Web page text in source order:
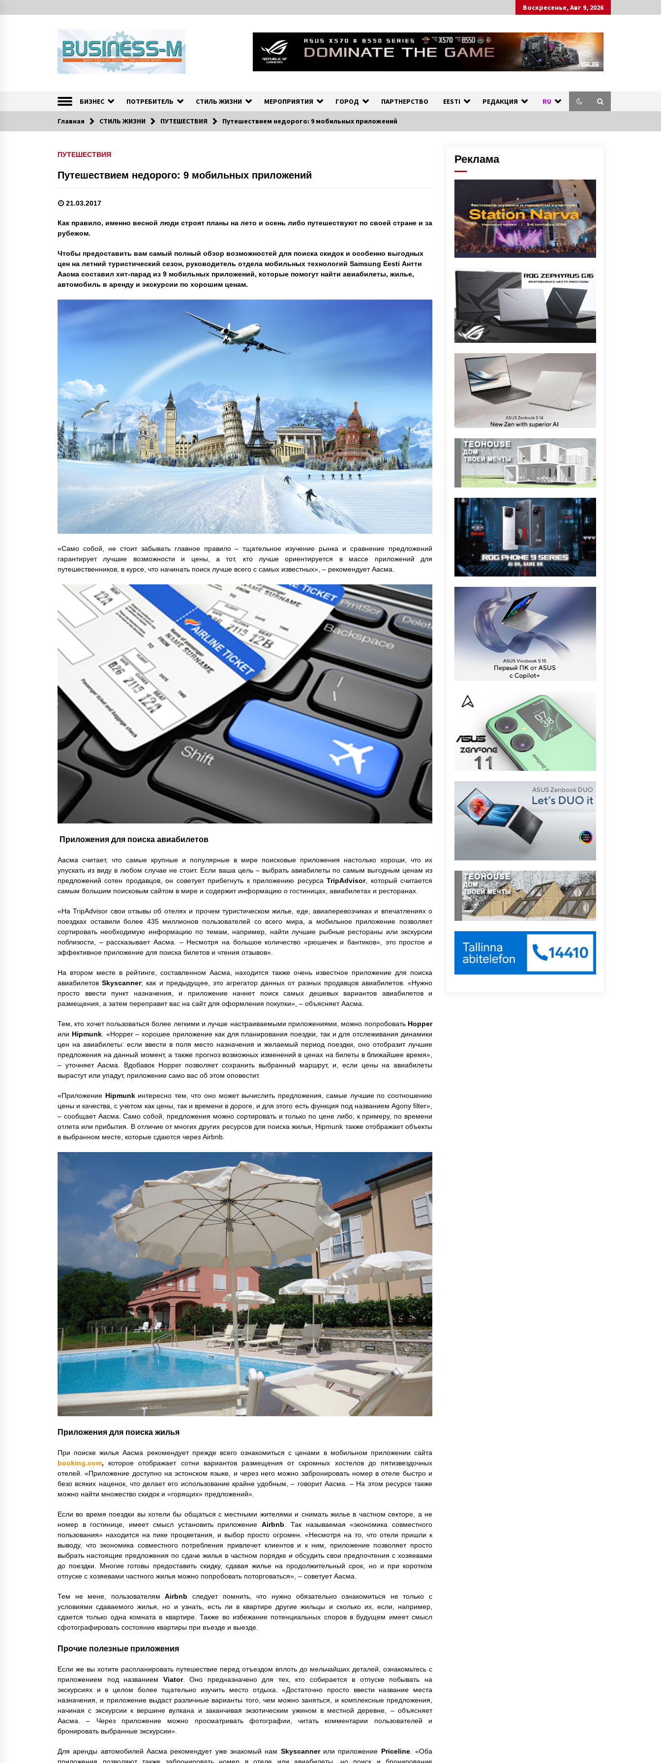
k
Воскресенье, Авг 9, 2026
БИЗНЕС ПОТРЕБИТЕЛЬ СТИЛЬ ЖИЗНИ МЕРОПРИЯТИЯ ГОРОД ПАРТНЕРСТВО EESTI РЕДАКЦИЯ RU
Главная СТИЛЬ ЖИЗНИ ПУТЕШЕСТВИЯ Путешествием недорого: 9 мобильных приложений
ПУТЕШЕСТВИЯ
Путешествием недорого: 9 мобильных приложений
21.03.2017
Как правило, именно весной люди строят планы на лето и осень либо путешествуют по своей стране и за
рубежом.
Чтобы предоставить вам самый полный обзор возможностей для поиска скидок и особенно выгодных
цен на летний туристический сезон, руководитель отдела мобильных технологий Samsung Eesti Антти
Аасма составил хит-парад из 9 мобильных приложений, которые помогут найти авиабилеты, жилье,
автомобиль в аренду и экскурсии по хорошим ценам.
«Само собой, не стоит забывать главное правило – тщательное изучение рынка и сравнение предложений
гарантирует лучшие возможности и цены, а тот, кто лучше ориентируется в массе приложений для
путешественников, в курсе, что начинать поиск лучше всего с самых известных», – рекомендует Аасма.
Приложения для поиска авиабилетов
Аасма считает, что самые крупные и популярные в мире поисковые приложения настолько хороши, что их
упускать из виду в любом случае не стоит. Если ваша цель – выбрать авиабилеты по самым выгодным ценам из
предложений сотен продавцов, он советует прибегнуть к приложению ресурсаTripAdvisor, который считается
самым большим поисковым сайтом в мире и содержит информацию о гостиницах, авиабилетах и ресторанах.
«На TripAdvisor свои отзывы об отелях и прочем туристическом жилье, еде, авиаперевозчиках и впечатлениях о
поездках оставили более 435 миллионов пользователей со всего мира, а мобильное приложение позволяет
сортировать необходимую информацию по темам, например, найти лучшие рыбные рестораны или экскурсии
поблизости, – рассказывает Аасма. – Несмотря на большое количество «рюшечек и бантиков», это простое и
эффективное приложение для поиска билетов и чтения отзывов».
На втором месте в рейтинге, составленном Аасма, находится также очень известное приложение для поиска
авиабилетовSkyscanner; как и предыдущее, это агрегатор данных от разных продавцов авиабилетов. «Нужно
просто ввести пункт назначения, и приложение начнет поиск самых дешевых вариантов авиабилетов и
размещения, а затем переправит вас на сайт для оформления покупки», – объясняет Аасма.
Тем, кто хочет пользоваться более легкими и лучше настраиваемыми приложениями, можно попробовать Hopper
или Hipmunk. «Hopper – хорошее приложение как для планирования поездки, так и для отслеживания динамики
цен на авиабилеты: если ввести в поля место назначения и желаемый период поездки, оно отобразит лучшие
предложения на данный момент, а также прогноз возможных изменений в ценах на билеты в ближайшее время»,
– уточняет Аасма. Вдобавок Hopper позволяет сохранить выбранный маршрут, и, если цены на авиабилеты
вырастут или упадут, приложение само вас об этом оповестит.
«Приложение Hipmunkинтересно тем, что оно может вычислить предложения, самые лучшие по соотношению
цены и качества, с учетом как цены, так и времени в дороге, и для этого есть функция под названием Agony filter»,
– сообщает Аасма. Само собой, предложения можно сортировать и только по цене либо, к примеру, по времени
отлета или прибытия. В отличие от многих других ресурсов для поиска жилья, Hipmunk также отображает объекты
в выбранном месте, которые сдаются через Airbnb.
Приложения для поиска жилья
При поиске жилья Аасма рекомендует прежде всего ознакомиться с ценами в мобильном приложении сайта
booking.com, которое отображает сотни вариантов размещения от скромных хостелов до пятизвездочных
отелей. «Приложение доступно на эстонском языке, и через него можно забронировать номер в отеле быстро и
безо всяких наценок, что делает его использование крайне удобным, – говорит Аасма. – На этом ресурсе также
можно найти множество скидок и «горящих» предложений».
Если во время поездки вы хотели бы общаться с местными жителями и снимать жилье в частном секторе, а не
номер в гостинице, имеет смысл установить приложениеAirbnb. Так называемая «экономика совместного
пользования» находится на пике процветания, и выбор просто огромен. «Несмотря на то, что отели пришли к
выводу, что экономика совместного потребления привлечет клиентов и к ним, приложение позволяет просто
выбрать настоящие предложения по сдаче жилья в частном порядке и обсудить свои предпочтения с хозяевами
до поездки. Многие готовы предоставить скидку, сдавая жилье на продолжительный срок, но и при коротком
отпуске с хозяевами частного жилья можно попробовать поторговаться», – советует Аасма.
Тем не мене, пользователямAirbnb следует помнить, что нужно обязательно ознакомиться не только с
условиями сдаваемого жилья, но и узнать, есть ли в квартире другие жильцы и сколько их, если, например,
сдается только одна комната в квартире. Также во избежание потенциальных споров в будущем имеет смысл
сфотографировать состояние квартиры при въезде и выезде.
Прочие полезные приложения
Если же вы хотите распланировать путешествие перед отъездом вплоть до мельчайших деталей, ознакомьтесь с
приложением под названием Viator. Оно предназначено для тех, кто собирается в отпуске побывать на
экскурсиях и в целом более тщательно изучить место отдыха. «Достаточно просто ввести название места
назначения, и приложение выдаст различные варианты того, чем можно заняться, и комплексные предложения,
начиная с экскурсии к вершине вулкана и заканчивая экзотическим ужином в местной деревне, – объясняет
Аасма. – Через приложение можно просматривать фотографии, читать комментарии пользователей и
бронировать выбранные экскурсии».
Для аренды автомобилей Аасма рекомендует уже знакомый нам Skyscannerили приложение Priceline. «Оба
Реклама